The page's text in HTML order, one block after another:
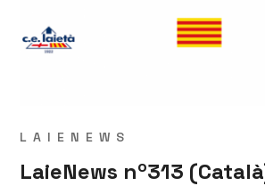
LAIENEWS
LaieNews nº313